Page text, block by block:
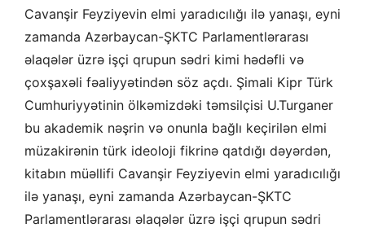
Cavanşir Feyziyevin elmi yaradıcılığı ilə yanaşı, eyni
zamanda Azərbaycan-ŞKTC Parlamentlərarası
əlaqələr üzrə işçi qrupun sədri kimi hədəfli və
çoxşaxəli fəaliyyətindən söz açdı. Şimali Kipr Türk
Cumhuriyyətinin ölkəmizdəki təmsilçisi U.Turganer
bu akademik nəşrin və onunla bağlı keçirilən elmi
müzakirənin türk ideoloji fikrinə qatdığı dəyərdən,
kitabın müəllifi Cavanşir Feyziyevin elmi yaradıcılığı
ilə yanaşı, eyni zamanda Azərbaycan-ŞKTC
Parlamentlərarası əlaqələr üzrə işçi qrupun sədri